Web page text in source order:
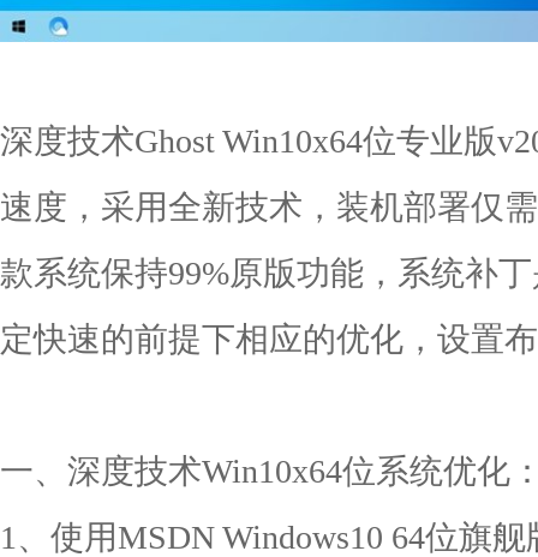
深度技术Ghost Win10x64位专业版
速度，采用全新技术，装机部署仅
款系统保持99%原版功能，系统补
定快速的前提下相应的优化，设置
一、深度技术Win10x64位系统优化
1、使用MSDN Windows10 64位旗